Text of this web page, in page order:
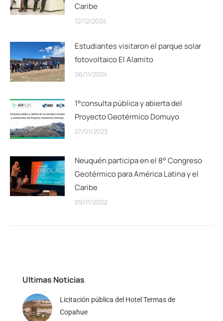
Caribe
12/12/2024
Estudiantes visitaron el parque solar
fotovoltaico El Alamito
06/11/2024
1°consulta pública y abierta del
Proyecto Geotérmico Domuyo
27/01/2023
Neuquén participa en el 8° Congreso
Geotérmico para América Latina y el
Caribe
09/11/2022
Ultimas Noticias
Licitación pública del Hotel Termas de
Copahue